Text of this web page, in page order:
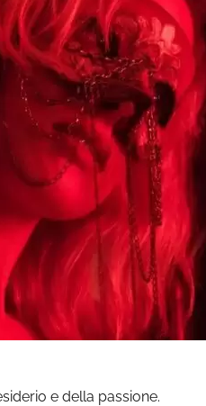
e della passione.